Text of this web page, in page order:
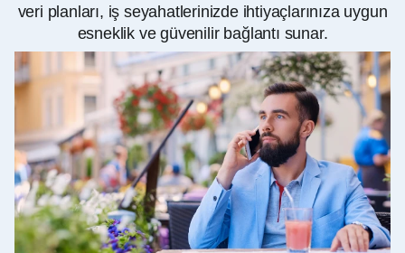
veri planları, iş seyahatlerinizde ihtiyaçlarınıza uygun
esneklik ve güvenilir bağlantı sunar.